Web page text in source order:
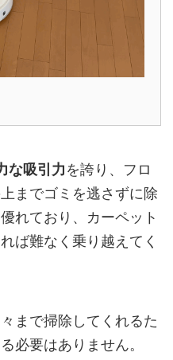
な吸引力を誇り、フロ
までゴミを逃さずに除
れており、カーペット
ば難なく乗り越えてく
まで掃除してくれるた
必要はありません。